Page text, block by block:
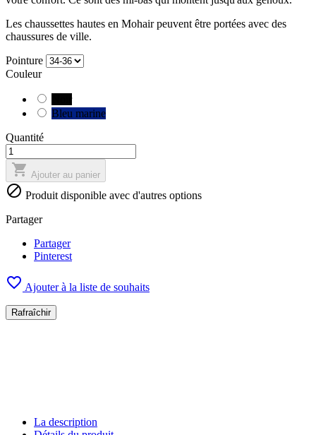
Les chaussettes hautes en Mohair peuvent être portées avec des
chaussures de ville.
Pointure
Couleur
Bleu marine
Quantité
 Ajouter au panier
 Produit disponible avec d'autres options
Partager
Partager
Pinterest
 Ajouter à la liste de souhaits
La description